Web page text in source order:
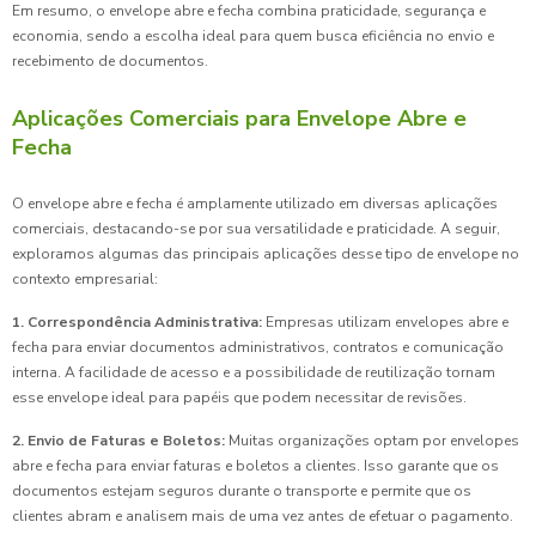
Em resumo, o envelope abre e fecha combina praticidade, segurança e
economia, sendo a escolha ideal para quem busca eficiência no envio e
recebimento de documentos.
Aplicações Comerciais para Envelope Abre e
Fecha
O envelope abre e fecha é amplamente utilizado em diversas aplicações
comerciais, destacando-se por sua versatilidade e praticidade. A seguir,
exploramos algumas das principais aplicações desse tipo de envelope no
contexto empresarial:
1. Correspondência Administrativa: Empresas utilizam envelopes abre e
fecha para enviar documentos administrativos, contratos e comunicação
interna. A facilidade de acesso e a possibilidade de reutilização tornam
esse envelope ideal para papéis que podem necessitar de revisões.
2. Envio de Faturas e Boletos: Muitas organizações optam por envelopes
abre e fecha para enviar faturas e boletos a clientes. Isso garante que os
documentos estejam seguros durante o transporte e permite que os
clientes abram e analisem mais de uma vez antes de efetuar o pagamento.